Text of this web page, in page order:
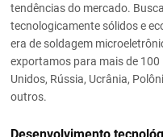
tendências do mercado.
tecnologicamente sólidos e
era de soldagem
exportamos para mais de
Unidos, Rússia, Ucrânia,
outros.